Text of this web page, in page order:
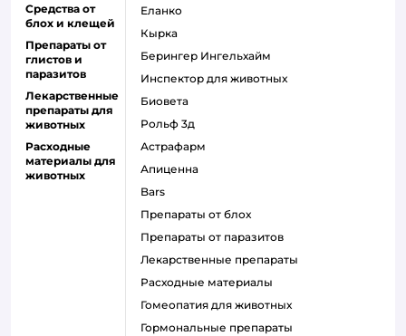
Средства от
блох и клещей
Препараты от
глистов и
паразитов
Лекарственные
препараты для
животных
Расходные
материалы для
животных
Еланко
Кырка
Берингер Ингельхайм
Инспектор для животных
Биовета
Рольф 3д
Астрафарм
Апиценна
Bars
Препараты от блох
Препараты от паразитов
Лекарственные препараты
Расходные материалы
Гомеопатия для животных
Гормональные препараты